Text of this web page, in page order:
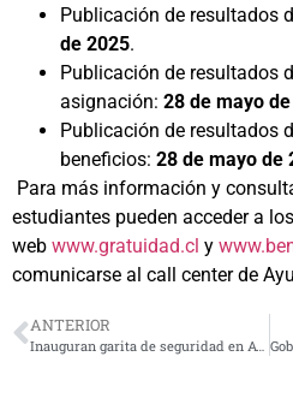
Publicación de resultados
de 2025.
Publicación de resultados
asignación: 28 de mayo
Publicación de resultados
beneficios: 28 de mayo de
Para más información y
estudiantes pueden acceder a
web www.gratuidad.cl y
comunicarse al call center de
ANTERIOR
Inauguran garita de seguridad en Avenida Francisco de Aguirre para fortalecer la vigilancia en el centro de La Serena